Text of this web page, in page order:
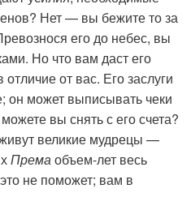
Нет — вы бежите то за
его до небес, вы
Но что вам даст его
от вас. Его заслуги
он может выписывать чеки
вы снять с его счета?
великие мудрецы —
Премаобъем-лет весь
не поможет; вам в